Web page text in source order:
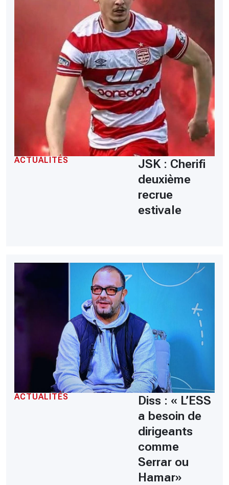
ACTUALITÉS
JSK : Cherifi
deuxième
recrue
estivale
ACTUALITÉS
Diss : « L’ESS
a besoin de
dirigeants
comme
Serrar ou
Hamar»